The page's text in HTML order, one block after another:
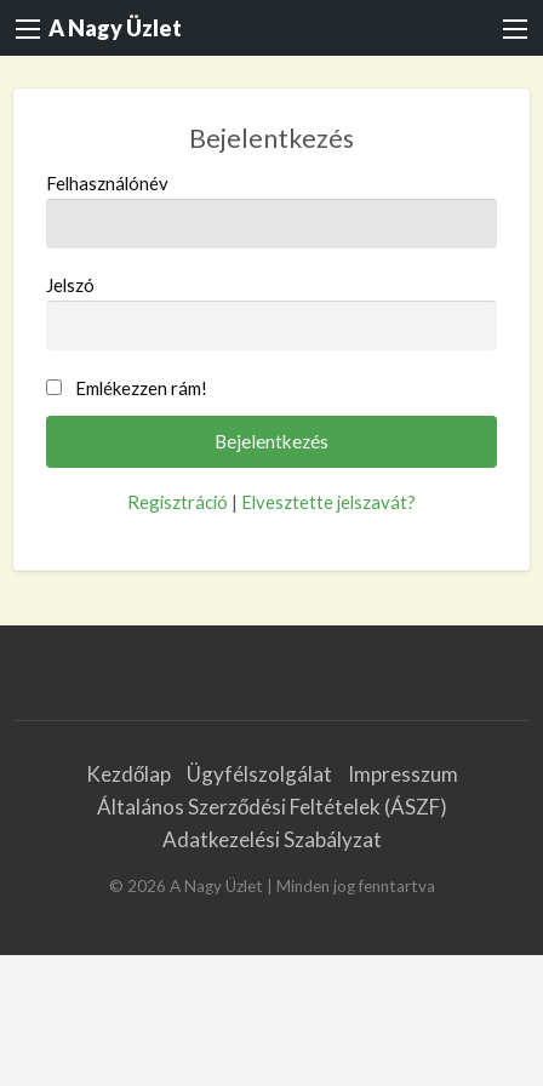
A Nagy Üzlet
Bejelentkezés
Felhasználónév
Jelszó
Emlékezzen rám!
Regisztráció | Elvesztette jelszavát?
Kezdőlap Ügyfélszolgálat
Impresszum
Általános Szerződési Feltételek (ÁSZF)
Adatkezelési Szabályzat
© 2026 A Nagy Üzlet | Minden jog fenntartva